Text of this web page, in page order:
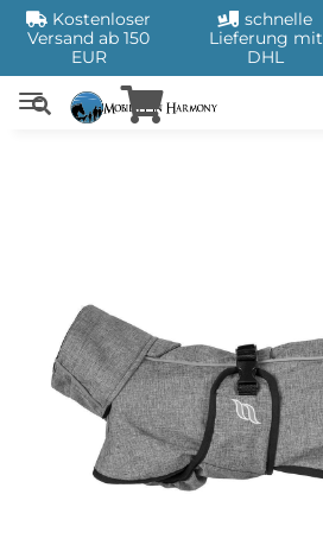
Kostenloser
Versand ab 150
EUR
schnelle
Lieferung mit
DHL